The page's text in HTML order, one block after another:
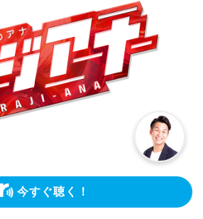
今すぐ聴く！